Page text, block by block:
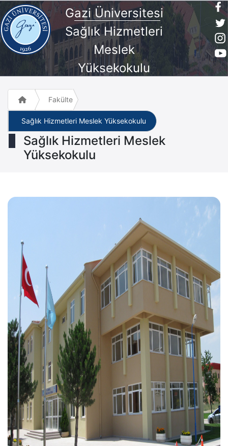
Gazi Üniversitesi
Sağlık Hizmetleri
Meslek
Yüksekokulu
Fakülte ve Meslek Yüksek Okulları
Sağlık Hizmetleri Meslek Yüksekokulu
Sağlık Hizmetleri Meslek
Yüksekokulu